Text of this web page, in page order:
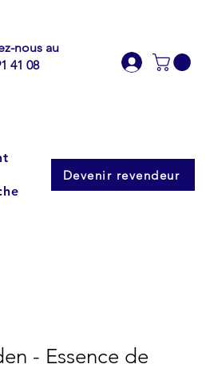
nous au
41 08
Devenir revendeur
- Essence de